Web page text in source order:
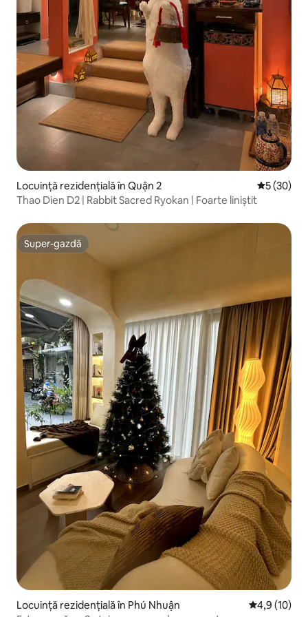
Locuință rezidențială în Quận 2 Scor
5 (30)
Thao Dien D2 | Rabbit Sacred Ryokan | Foarte liniștit
Super-gazdă
Super-gazdă
Locuință rezidențială în Phú Nhuận Scor mediu
4,9 (10)